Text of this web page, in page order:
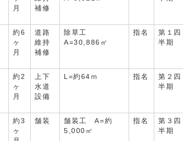
月
補修
約6
ヶ
月
道路
維持
補修
除草工
A=30,886㎡
指名
第１四
半期
約2
ヶ
月
上下
水道
設備
L=約64ｍ 指名
第２四
半期
約3
ヶ
舗装
舗装工 A=約
5,000㎡
指名
第３四
半期